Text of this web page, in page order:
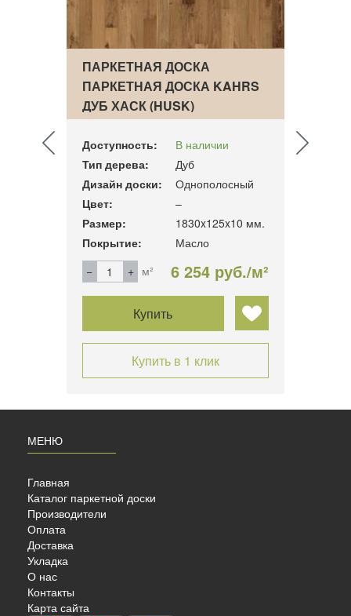
ПАРКЕТНАЯ ДОСКА
ПАРКЕТНАЯ ДОСКА KAHRS
ДУБ ХАСК (HUSK)
Доступность:
В наличии
Тип дерева:
Дуб
Дизайн доски:
Однополосный
Цвет:
–
Размер:
1830x125x10 мм.
Покрытие:
Масло
м²
6 254 руб./м²
Купить
Купить в 1 клик
МЕНЮ
Главная
Каталог паркетной доски
Производители
Оплата
Доставка
Укладка
О нас
Контакты
Карта сайта